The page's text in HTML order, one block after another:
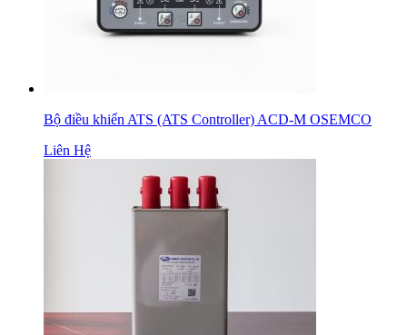
Bộ điều khiển ATS (ATS Controller) ACD-M OSEMCO
Liên Hệ